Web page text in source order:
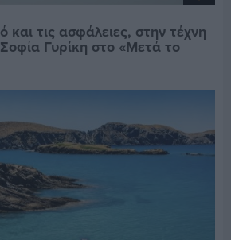
και τις ασφάλειες, στην τέχνη
Γυρίκη στο «Μετά το